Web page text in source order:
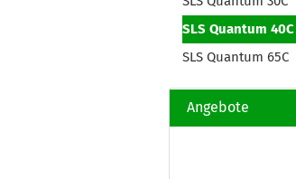
SLS Quantum 40C
SLS Quantum 65C
Angebote